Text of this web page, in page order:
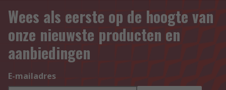
Wees als eerste op de hoogte van
onze nieuwste producten en
aanbiedingen
E-mailadres